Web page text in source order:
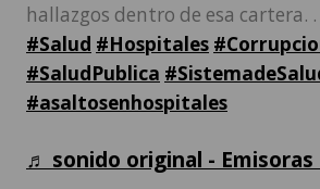
hallazgos dentro de esa cartera. .
#Salud #Hospitales
#SaludPublica
#asaltosenhospitales
♬ sonido original - Emisoras